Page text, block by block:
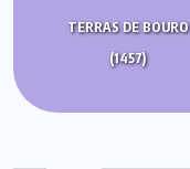
TERRAS DE BOURO
(1457)